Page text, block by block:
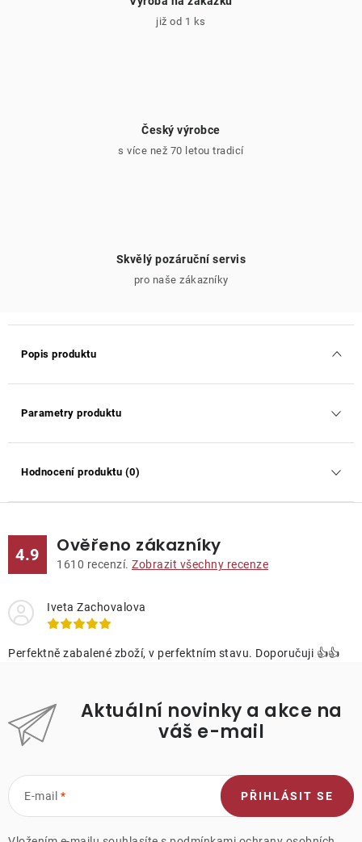
již od 1 ks
Český výrobce
s více než 70 letou tradicí
Skvělý pozáruční servis
pro naše zákazníky
Popis produktu
Parametry produktu
Hodnocení produktu (0)
4.9 Ověřeno zákazníky
1610 recenzí. Zobrazit všechny recenze
Iveta Zachovalova
Perfektně zabalené zboží, v perfektním stavu. Doporučuji 👍👍
Aktuální novinky a akce na
váš e-mail
E-mail PŘIHLÁSIT SE